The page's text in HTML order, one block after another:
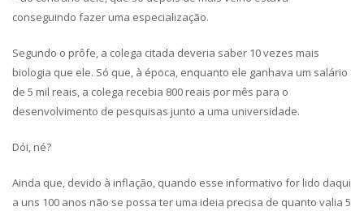
conseguindo fazer uma especialização.
Segundo o prôfe, a colega citada deveria saber 10 vezes mais
biologia que ele. Só que, à época, enquanto ele ganhava um salário
de 5 mil reais, a colega recebia 800 reais por mês para o
desenvolvimento de pesquisas junto a uma universidade.
Dói, né?
Ainda que, devido à inflação, quando esse informativo for lido daqui
a uns 100 anos não se possa ter uma ideia precisa de quanto valia 5